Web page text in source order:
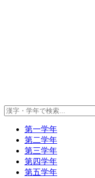
第一学年
第二学年
第三学年
第四学年
第五学年